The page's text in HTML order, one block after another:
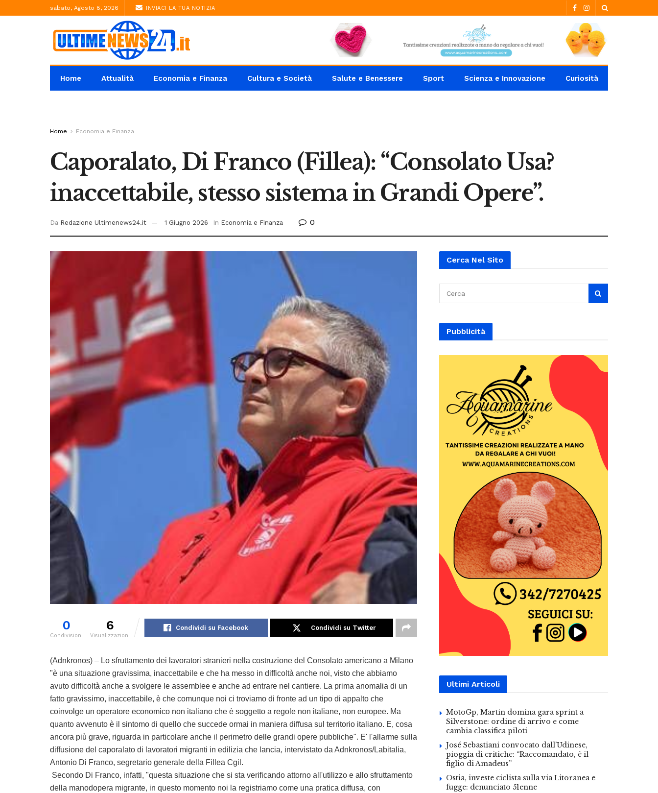
sabato, Agosto 8, 2026 INVIACI LA TUA NOTIZIA
Home Attualità Economia e Finanza Cultura e Società Salute e Benessere Sport Scienza e Innovazione Curiosità
Home Economia e Finanza
Caporalato, Di Franco (Fillea): “Consolato Usa?
inaccettabile, stesso sistema in Grandi Opere”.
Da Redazione Ultimenews24.it 1 Giugno 2026 In Economia e Finanza 0
0
Condivisioni
6
Visualizzazioni
Condividi su Facebook Condividi su Twitter
(Adnkronos) – Lo sfruttamento dei lavoratori stranieri nella costruzione del Consolato americano a Milano
"è una situazione gravissima, inaccettabile e che ha messo in difficoltà anche noi, visto che abbiamo
avuto difficoltà anche a svolgere le assemblee e anche ad entrare nel cantiere. La prima anomalia di un
fatto gravissimo, inaccettabile, è che comunque noi ci troviamo di fronte ad un tipo di appalto che
coinvolge un operatore economico non italiano che è soggetto a regole non italiane, non europee. Ma
quanto avvenuto è il sintomo di quello che succede ormai in maniera diffusa sul territorio italiano. E, cosa
ancora più grave, riguarda in particolare anche il perimetro delle grandi opere pubbliche". E' l'allarme sulla
diffusione del caporalato di lavoratori migranti in edilizia che lancia, intervistato da Adnkronos/Labitalia,
Antonio Di Franco, segretario generale della Fillea Cgil.
Secondo Di Franco, infatti, "questa situazione che si sta verificando attorno all'utilizzo e allo sfruttamento
della manodopera migrante, in questo momento noi la registriamo come una pratica diffusa, con
Cerca Nel Sito
Pubblicità
Ultimi Articoli
MotoGp, Martin domina gara sprint a
Silverstone: ordine di arrivo e come
cambia classifica piloti
José Sebastiani convocato dall’Udinese,
pioggia di critiche: “Raccomandato, è il
figlio di Amadeus”
Ostia, investe ciclista sulla via Litoranea e
fugge: denunciato 51enne